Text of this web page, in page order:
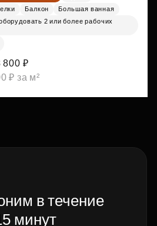
Балкон
Большая ванная
2 или более рабочих
800 ₽
₽ за м²
в течение
минут